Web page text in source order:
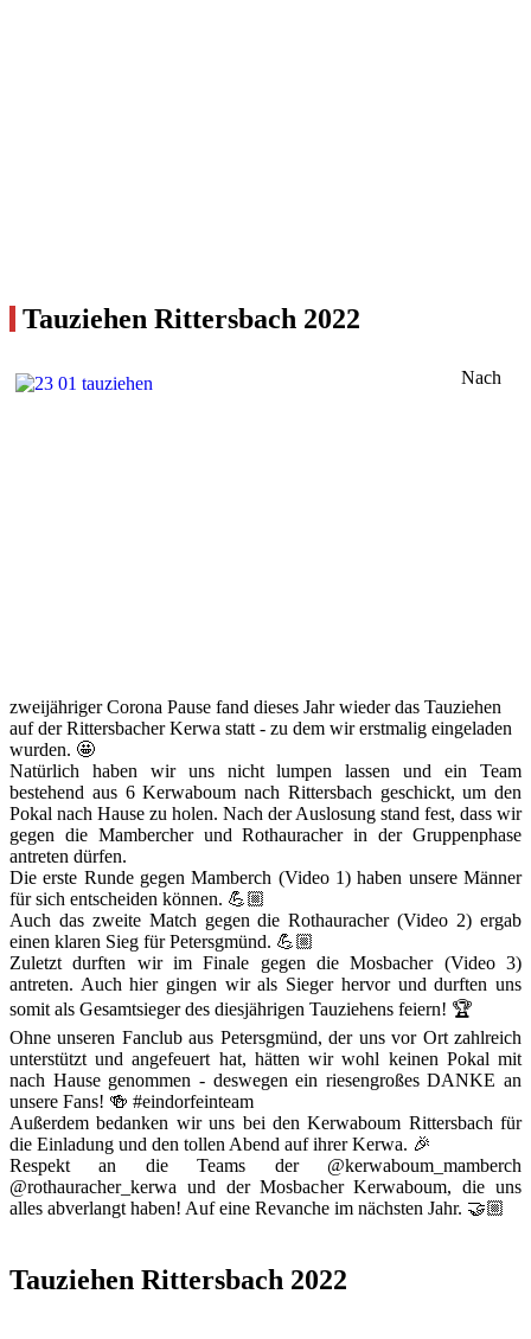
Tauziehen Rittersbach 2022
Nach
zweijähriger Corona Pause fand dieses Jahr wieder das Tauziehen
auf der Rittersbacher Kerwa statt - zu dem wir erstmalig eingeladen
wurden. 🤩
Natürlich haben wir uns nicht lumpen lassen und ein Team
bestehend aus 6 Kerwaboum nach Rittersbach geschickt, um den
Pokal nach Hause zu holen. Nach der Auslosung stand fest, dass wir
gegen die Mambercher und Rothauracher in der Gruppenphase
antreten dürfen.
Die erste Runde gegen Mamberch (Video 1) haben unsere Männer
für sich entscheiden können. 💪🏼
Auch das zweite Match gegen die Rothauracher (Video 2) ergab
einen klaren Sieg für Petersgmünd. 💪🏼
Zuletzt durften wir im Finale gegen die Mosbacher (Video 3)
antreten. Auch hier gingen wir als Sieger hervor und durften uns
somit als Gesamtsieger des diesjährigen Tauziehens feiern! 🏆
Ohne unseren Fanclub aus Petersgmünd, der uns vor Ort zahlreich
unterstützt und angefeuert hat, hätten wir wohl keinen Pokal mit
nach Hause genommen - deswegen ein riesengroßes DANKE an
unsere Fans! 🍻 #eindorfeinteam
Außerdem bedanken wir uns bei den Kerwaboum Rittersbach für
die Einladung und den tollen Abend auf ihrer Kerwa. 🎉
Respekt an die Teams der @kerwaboum_mamberch
@rothauracher_kerwa und der Mosbacher Kerwaboum, die uns
alles abverlangt haben! Auf eine Revanche im nächsten Jahr. 🤝🏼
Tauziehen Rittersbach 2022